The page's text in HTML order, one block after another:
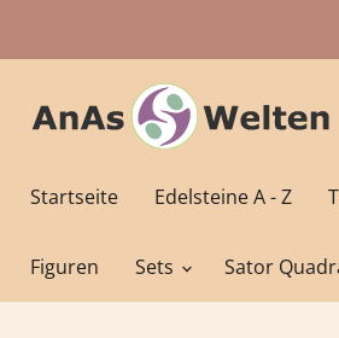
Startseite
Edelsteine A - Z
Figuren Sets Sator